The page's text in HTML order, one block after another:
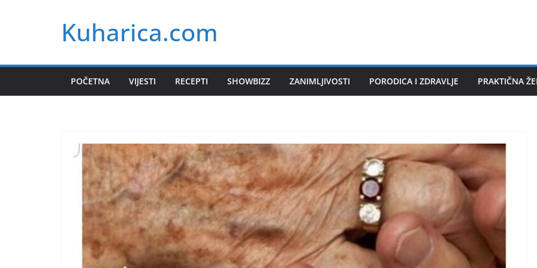
Kuharica.com
POČETNA VIJESTI RECEPTI SHOWBIZZ ZANIMLJIVOSTI PORODICA I ZDRAVLJE PRAKTIČNA